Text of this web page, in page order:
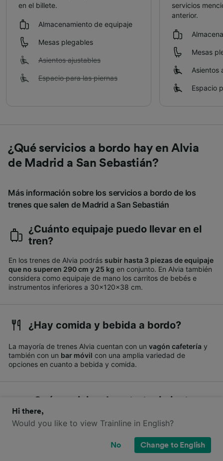
en el billete.
Almacenamiento de equipaje
Mesas plegables
Asientos ajustables
Espacio para las piernas
servicios
anterior.
Mesas
Asientos
Espacio
¿Qué servicios a bordo hay en Alvia
de Madrid a San Sebastián?
Más información sobre los servicios a bordo de los
trenes que salen de Madrid a San Sebastián
¿Cuánto equipaje puedo llevar en el
tren?
En los trenes de Alvia podrás subir hasta 3 piezas de equipaje
que no superen 290 cm y 25 kg en conjunto. En Alvia también
considera como equipaje de mano los carritos de bebés e
instrumentos inferiores a 30x120x38 cm.
¿Hay comida y bebida a bordo?
La mayoría de trenes Alvia cuentan con un vagón cafetería y
también con un bar móvil con una amplia variedad de
opciones en cuanto a bebida y comida.
¿Qué servicios de entretenimiento
hay?
podrás ver las películas o documentales que emiten en cada
Hi there,
Would you like to view Trainline in English?
No Change to English